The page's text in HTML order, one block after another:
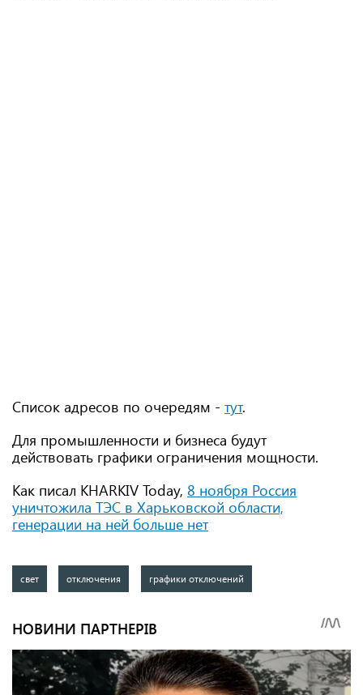
Список адресов по очередям - тут.
Для промышленности и бизнеса будут
действовать графики ограничения мощности.
Как писал KHARKIV Today, 8 ноября Россия
уничтожила ТЭС в Харьковской области,
генерации на ней больше нет
свет отключения графики отключений